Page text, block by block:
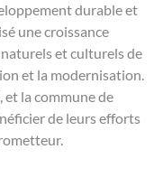
durable et
une croissance
et culturels de
et la modernisation.
et la commune de
de leurs efforts